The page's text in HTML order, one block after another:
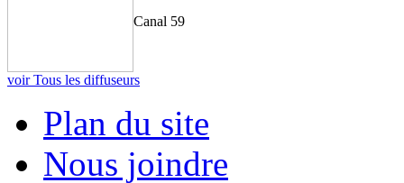
Canal 59
voir Tous les diffuseurs
Plan du site
Nous joindre